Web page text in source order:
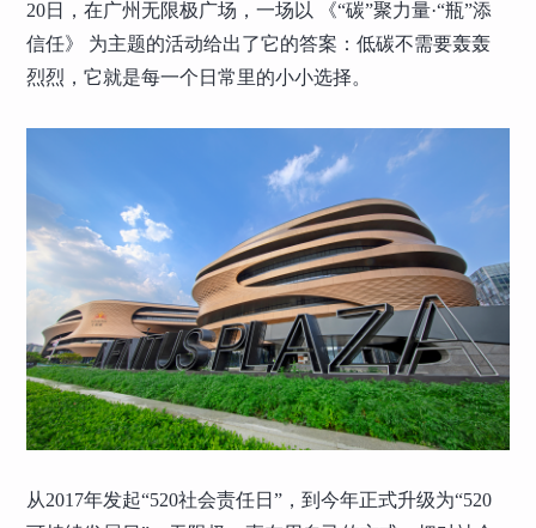
20日，在广州无限极广场，一场以 《“碳”聚力量·“瓶”添
信任》 为主题的活动给出了它的答案：低碳不需要轰轰
烈烈，它就是每一个日常里的小小选择。
从2017年发起“520社会责任日”，到今年正式升级为“520